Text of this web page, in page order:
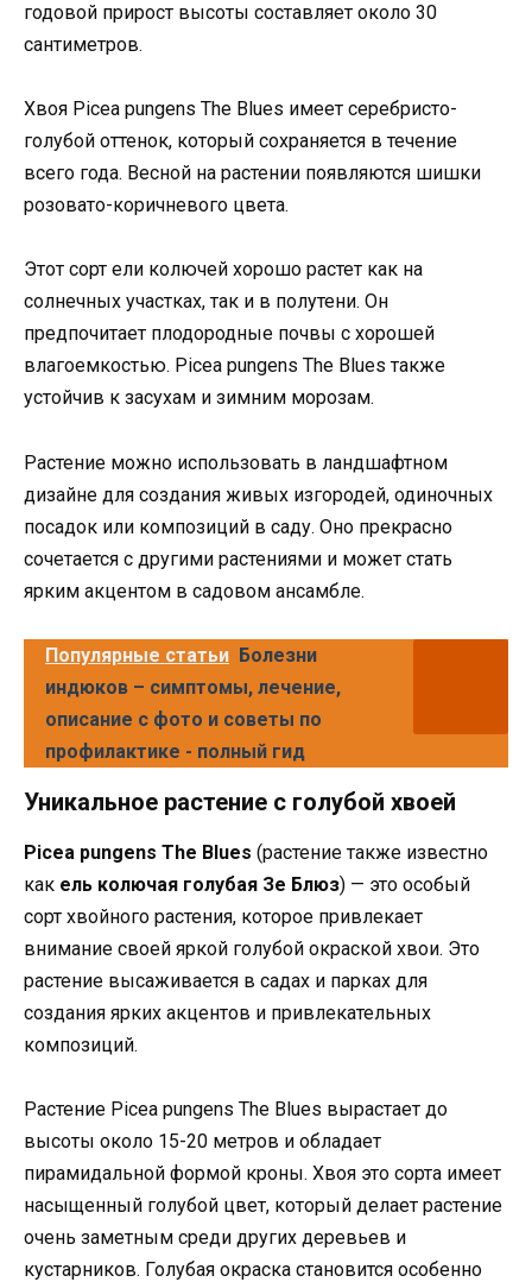
годовой прирост высоты составляет около 30
сантиметров.
Хвоя Picea pungens The Blues имеет серебристо-
голубой оттенок, который сохраняется в течение
всего года. Весной на растении появляются шишки
розовато-коричневого цвета.
Этот сорт ели колючей хорошо растет как на
солнечных участках, так и в полутени. Он
предпочитает плодородные почвы с хорошей
влагоемкостью. Picea pungens The Blues также
устойчив к засухам и зимним морозам.
Растение можно использовать в ландшафтном
дизайне для создания живых изгородей, одиночных
посадок или композиций в саду. Оно прекрасно
сочетается с другими растениями и может стать
ярким акцентом в садовом ансамбле.
Популярные статьи Болезни
индюков – симптомы, лечение,
описание с фото и советы по
профилактике - полный гид
Уникальное растение с голубой хвоей
Picea pungens The Blues (растение также известно
как ель колючая голубая Зе Блюз) — это особый
сорт хвойного растения, которое привлекает
внимание своей яркой голубой окраской хвои. Это
растение высаживается в садах и парках для
создания ярких акцентов и привлекательных
композиций.
Растение Picea pungens The Blues вырастает до
высоты около 15-20 метров и обладает
пирамидальной формой кроны. Хвоя это сорта имеет
насыщенный голубой цвет, который делает растение
очень заметным среди других деревьев и
кустарников. Голубая окраска становится особенно